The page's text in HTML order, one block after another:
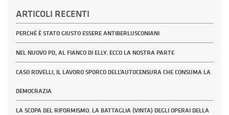
ARTICOLI RECENTI
PERCHÉ È STATO GIUSTO ESSERE ANTIBERLUSCONIANI
NEL NUOVO PD, AL FIANCO DI ELLY. ECCO LA NOSTRA PARTE
CASO ROVELLI, IL LAVORO SPORCO DELL’AUTOCENSURA CHE CONSUMA LA
DEMOCRAZIA
LA SCOPA DEL RIFORMISMO. LA BATTAGLIA (VINTA) DEGLI OPERAI DELLA